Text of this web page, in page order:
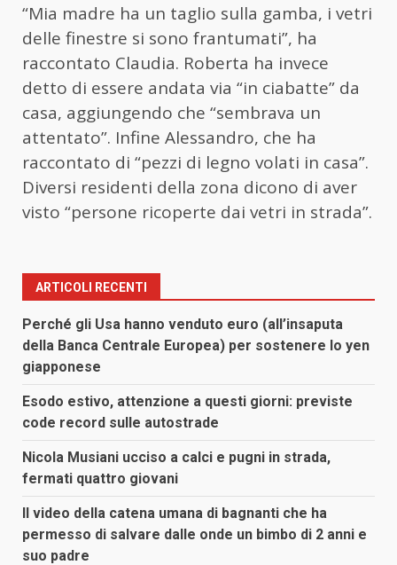
“Mia madre ha un taglio sulla gamba, i vetri
delle finestre si sono frantumati”, ha
raccontato Claudia. Roberta ha invece
detto di essere andata via “in ciabatte” da
casa, aggiungendo che “sembrava un
attentato”. Infine Alessandro, che ha
raccontato di “pezzi di legno volati in casa”.
Diversi residenti della zona dicono di aver
visto “persone ricoperte dai vetri in strada”.
ARTICOLI RECENTI
Perché gli Usa hanno venduto euro (all’insaputa
della Banca Centrale Europea) per sostenere lo yen
giapponese
Esodo estivo, attenzione a questi giorni: previste
code record sulle autostrade
Nicola Musiani ucciso a calci e pugni in strada,
fermati quattro giovani
Il video della catena umana di bagnanti che ha
permesso di salvare dalle onde un bimbo di 2 anni e
suo padre